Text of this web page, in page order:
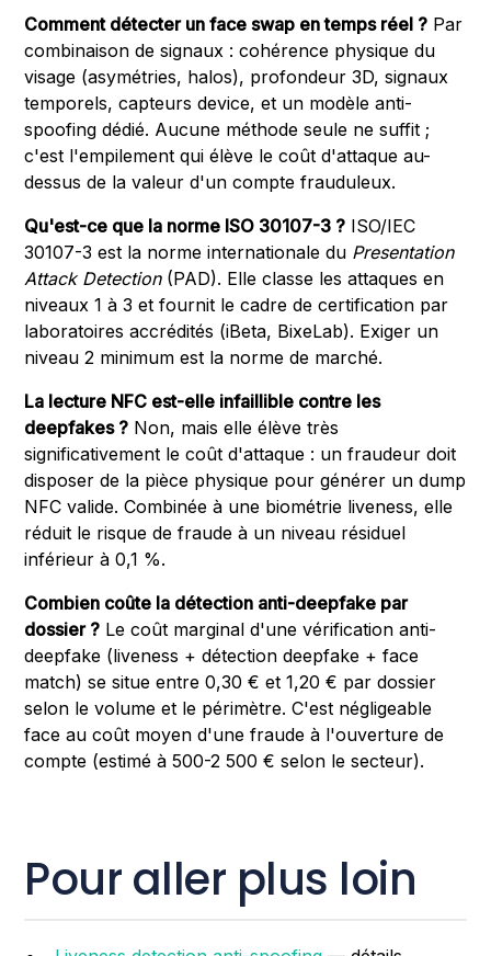
Comment détecter un face swap en temps réel ? Par
combinaison de signaux : cohérence physique du
visage (asymétries, halos), profondeur 3D, signaux
temporels, capteurs device, et un modèle anti-
spoofing dédié. Aucune méthode seule ne suffit ;
c'est l'empilement qui élève le coût d'attaque au-
dessus de la valeur d'un compte frauduleux.
Qu'est-ce que la norme ISO 30107-3 ? ISO/IEC
30107-3 est la norme internationale du Presentation
Attack Detection(PAD). Elle classe les attaques en
niveaux 1 à 3 et fournit le cadre de certification par
laboratoires accrédités (iBeta, BixeLab). Exiger un
niveau 2 minimum est la norme de marché.
La lecture NFC est-elle infaillible contre les
deepfakes ? Non, mais elle élève très
significativement le coût d'attaque : un fraudeur doit
disposer de la pièce physique pour générer un dump
NFC valide. Combinée à une biométrie liveness, elle
réduit le risque de fraude à un niveau résiduel
inférieur à 0,1 %.
Combien coûte la détection anti-deepfake par
dossier ? Le coût marginal d'une vérification anti-
deepfake (liveness + détection deepfake + face
match) se situe entre 0,30 € et 1,20 € par dossier
selon le volume et le périmètre. C'est négligeable
face au coût moyen d'une fraude à l'ouverture de
compte (estimé à 500-2 500 € selon le secteur).
Pour aller plus loin